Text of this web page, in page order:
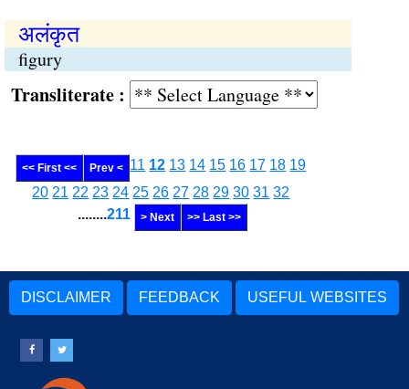
अलंकृत
figury
:
<< First << Prev < 11 12 13 14 15 16 17 18 19
20 21 22 23 24 25 26 27 28 29 30 31 32
........211 > Next >> Last >>
DISCLAIMER FEEDBACK USEFUL WEBSITES